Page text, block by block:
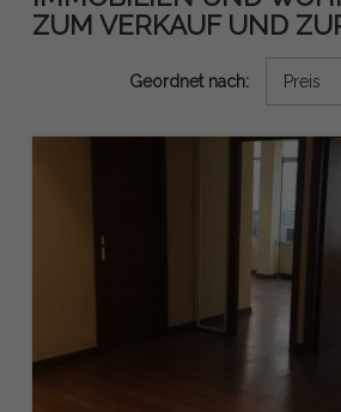
ZUM VERKAUF UND
Geordnet nach: